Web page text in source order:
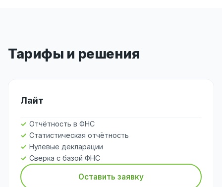
Тарифы и решения
Лайт
Отчётность в ФНС
Статистическая отчётность
Нулевые декларации
Сверка с базой ФНС
Оставить заявку